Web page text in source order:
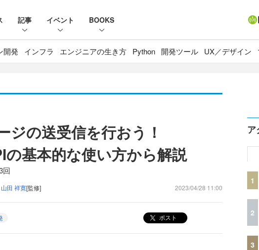
記事 イベント BOOKS
開発 インフラ エンジニアの生き方 Python 開発ツール UX／デザイン
ジの送受信を行おう！
基本的な使い方から解説
回
山田 祥寛[監修] 2023/04/28 11:00
ポスト
ア
1
2
3